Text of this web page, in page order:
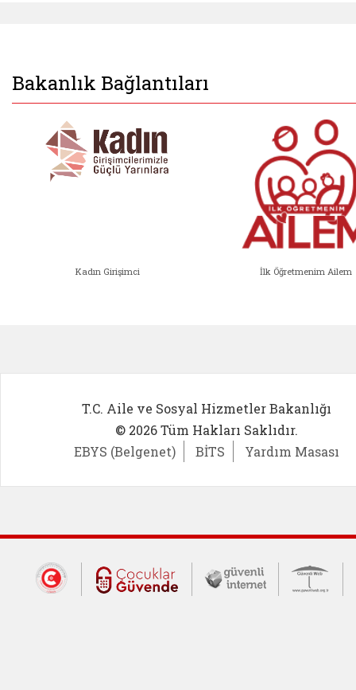
Bakanlık Bağlantıları
Kadın Girişimci İlk Öğretmenim Ailem
T.C. Aile ve Sosyal Hizmetler Bakanlığı
© 2026 Tüm Hakları Saklıdır.
EBYS (Belgenet)
BİTS Yardım Masası
Dış Bağlantılar
Cumhurbaşkanlığı İletişim Merkezi
Çocuklar Güvende (yeni
Güvenli